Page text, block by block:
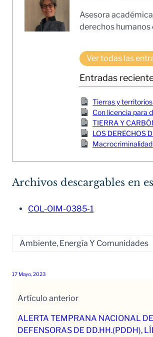
Asesora
derechos humanos
Ver todas las
Entradas
Tierras y
Con licencia para
TIERRA Y
LOS DERECHOS
Archivos descargables en
COL-OIM-0385-1
Ambiente, Energía Y Comunidades
17 Mayo, 2023
Artículo anterior
ALERTA TEMPRANA NACIONAL
DEFENSORAS DE DD.HH.(PDDH),